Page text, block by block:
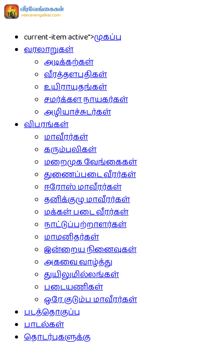
current-item active">முகப்பு
வரலாறுகள்
அடிக்கற்கள்
வீரத்தளபதிகள்
உயிராயுதங்கள்
சமர்க்கள நாயகர்கள்
அழியாச்சுடர்கள்
விபரங்கள்
மாவீரர்கள்
கரும்புலிகள்
மறைமுக வேங்கைகள்
துணைப்படை வீரர்கள்
ஈரோஸ் மாவீரர்கள்
தனிக்குழு மாவீரர்கள்
மக்கள் படை வீரர்கள்
நாட்டுப்பற்றாளர்கள்
மாமனிதர்கள்
இன்றைய நினைவுகள்
அகவை வாழ்த்து
துயிலுமில்லங்கள்
படையணிகள்
ஒரே குடும்ப மாவீரர்கள்
படத்தொகுப்பு
பாடல்கள்
தொடர்புகளுக்கு